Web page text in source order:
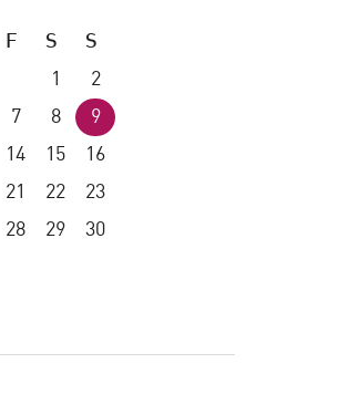
F S
S
1
2
7 8
9
14 15
16
21 22
23
28 29
30